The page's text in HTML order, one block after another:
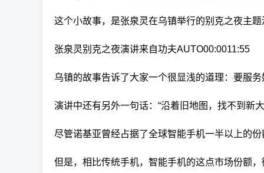
这个小故事，是张泉灵在乌镇举行的别克之夜主
张泉灵别克之夜演讲来自功夫AUTO00:0011:55
乌镇的故事告诉了大家一个很显浅的道理：要服
演讲中还有另外一句话：“沿着旧地图，找不到新
尽管诺基亚曾经占据了全球智能手机一半以上的
但是，相比传统手机，智能手机的这点市场份额